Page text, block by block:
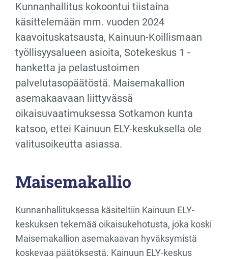
Kunnanhallitus kokoontui tiistaina
käsittelemään mm. vuoden 2024
kaavoituskatsausta, Kainuun-Koillismaan
työllisyysalueen asioita, Sotekeskus 1 -
hanketta ja pelastustoimen
palvelutasopäätöstä. Maisemakallion
asemakaavaan liittyvässä
oikaisuvaatimuksessa Sotkamon kunta
katsoo, ettei Kainuun ELY-keskuksella ole
valitusoikeutta asiassa.
Maisemakallio
Kunnanhallituksessa käsiteltiin Kainuun ELY-
keskuksen tekemää oikaisukehotusta, joka koski
Maisemakallion asemakaavan hyväksymistä
koskevaa päätöksestä. Kainuun ELY-keskus